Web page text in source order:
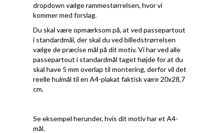
dropdown vælge rammestørrelsen, hvor vi
kommer med forslag.
Du skal være opmærksom på, at ved passepartout
i standardmål, der skal du ved billedstrørrelsen
vælge de præcise mål på dit motiv. Vi har ved alle
passepartout i standardmål taget højde for at du
skal have 5 mm overlap til montering, derfor vil det
reelle hulmål til en A4-plakat faktisk være 20x28,7
cm.
Se eksempel herunder, hvis dit motiv har et A4-
mål.